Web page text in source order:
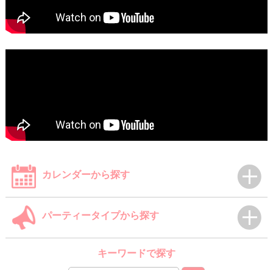
カレンダーから探す
パーティータイプから探す
キーワードで探す